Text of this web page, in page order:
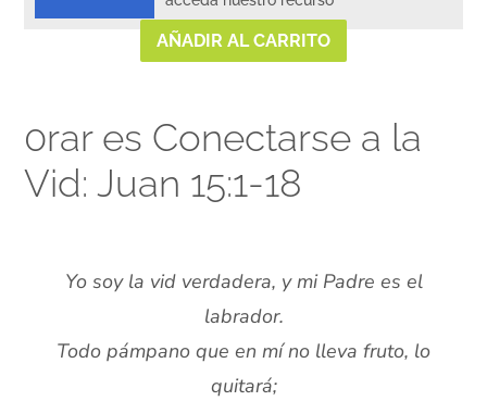
AÑADIR AL CARRITO
0rar es Conectarse a la
Vid: Juan 15:1-18
Yo soy la vid verdadera, y mi Padre es el
labrador.
Todo pámpano que en mí no lleva fruto, lo
quitará;